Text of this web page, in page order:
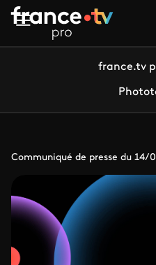
Aller au contenu principal
france.tv
Communiqué de presse du 14/